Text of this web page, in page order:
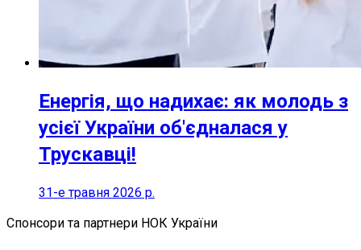
Енергія, що надихає: як молодь з
усієї України об'єдналася у
Трускавці!
31-е травня 2026 р.
Спонсори та партнери НОК України